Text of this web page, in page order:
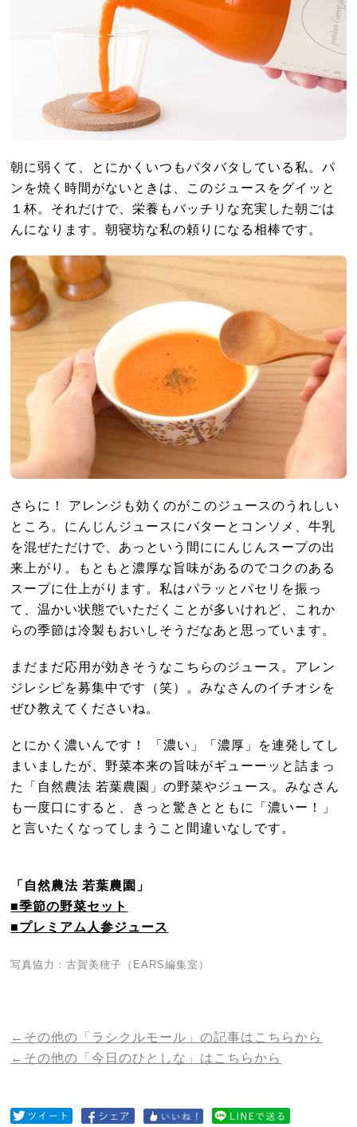
朝に弱くて、とにかくいつもバタバタしている私。パ
ンを焼く時間がないときは、このジュースをグイッと
１杯。それだけで、栄養もバッチリな充実した朝ごは
んになります。朝寝坊な私の頼りになる相棒です。
さらに！ アレンジも効くのがこのジュースのうれしい
ところ。にんじんジュースにバターとコンソメ、牛乳
を混ぜただけで、あっという間ににんじんスープの出
来上がり。もともと濃厚な旨味があるのでコクのある
スープに仕上がります。私はパラッとパセリを振っ
て、温かい状態でいただくことが多いけれど、これか
らの季節は冷製もおいしそうだなあと思っています。
まだまだ応用が効きそうなこちらのジュース。アレン
ジレシピを募集中です（笑）。みなさんのイチオシを
ぜひ教えてくださいね。
とにかく濃いんです！ 「濃い」「濃厚」を連発してし
まいましたが、野菜本来の旨味がギューーッと詰まっ
た「自然農法 若葉農園」の野菜やジュース。みなさん
も一度口にすると、きっと驚きとともに「濃いー！」
と言いたくなってしまうこと間違いなしです。
「自然農法 若葉農園」
■季節の野菜セット
■プレミアム人参ジュース
写真協力：古賀美穂子（EARS編集室）
←その他の「ラシクルモール」の記事はこちらから
←その他の「今日のひとしな」はこちらから